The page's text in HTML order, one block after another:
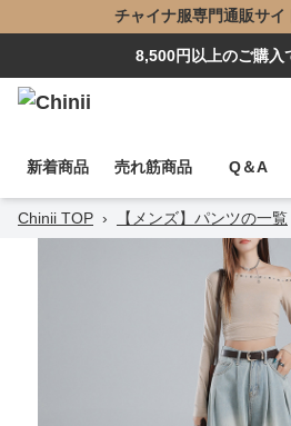
チャイナ服専門通販サイ
8,500円以上のご購入
新着商品 売れ筋商品 Q＆A
Chinii TOP › 【メンズ】パンツの一覧